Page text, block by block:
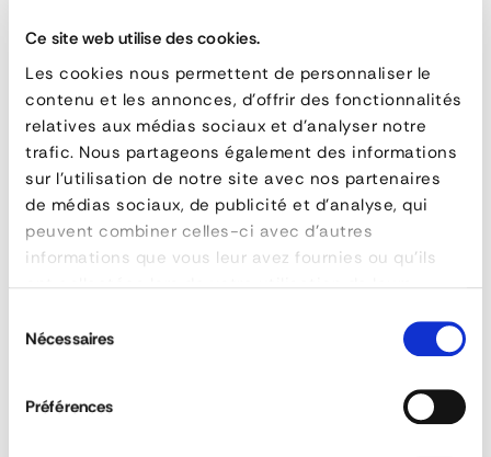
Ce site web utilise des cookies.
Les cookies nous permettent de personnaliser le
contenu et les annonces, d'offrir des fonctionnalités
relatives aux médias sociaux et d'analyser notre
trafic. Nous partageons également des informations
sur l'utilisation de notre site avec nos partenaires
de médias sociaux, de publicité et d'analyse, qui
peuvent combiner celles-ci avec d'autres
informations que vous leur avez fournies ou qu'ils
duNécessaires
Préférences
Handling Systems
DISCOVER